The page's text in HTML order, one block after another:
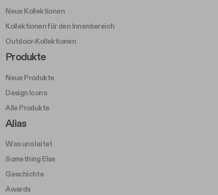
Neue Kollektionen
Kollektionen für den Innenbereich
Outdoor-Kollektionen
Footer Right Middle A
Produkte
Neue Produkte
Design Icons
Alle Produkte
Footer Right A
Alias
Was uns leitet
Something Else
Geschichte
Awards